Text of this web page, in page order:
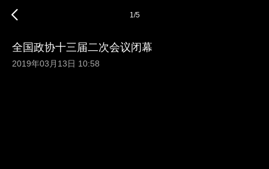
1/5
全国政协十三届二次会议闭幕
2019年03月13日 10:58